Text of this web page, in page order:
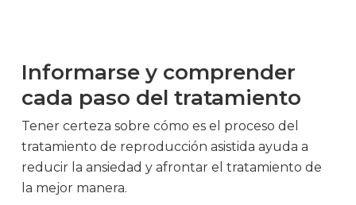
Informarse y comprender
cada paso del tratamiento
Tener certeza sobre cómo es el proceso del
tratamiento de reproducción asistida ayuda a
reducir la ansiedad y afrontar el tratamiento de
la mejor manera.